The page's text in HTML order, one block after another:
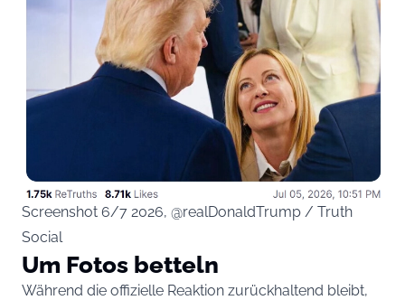
Screenshot 6/7 2026, @realDonaldTrump / Truth
Social
Um Fotos betteln
Während die offizielle Reaktion zurückhaltend bleibt,